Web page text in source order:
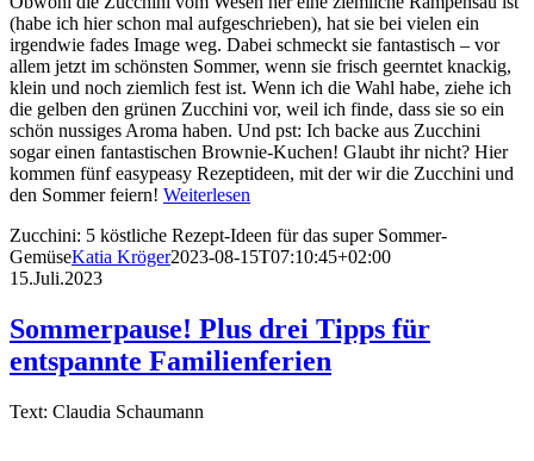
(habe ich hier schon mal aufgeschrieben), hat sie bei vielen ein
irgendwie fades Image weg. Dabei schmeckt sie fantastisch – vor
allem jetzt im schönsten Sommer, wenn sie frisch geerntet knackig,
klein und noch ziemlich fest ist. Wenn ich die Wahl habe, ziehe ich
die gelben den grünen Zucchini vor, weil ich finde, dass sie so ein
schön nussiges Aroma haben. Und pst: Ich backe aus Zucchini
sogar einen fantastischen Brownie-Kuchen! Glaubt ihr nicht? Hier
kommen fünf easypeasy Rezeptideen, mit der wir die Zucchini und
den Sommer feiern! Weiterlesen
Zucchini: 5 köstliche Rezept-Ideen für das super Sommer-
GemüseKatia Kröger2023-08-15T07:10:45+02:00
15.Juli.2023
Sommerpause! Plus drei Tipps für
entspannte Familienferien
Text: Claudia Schaumann